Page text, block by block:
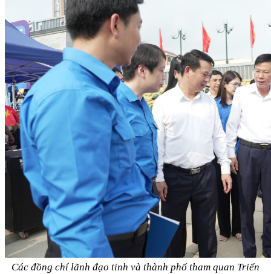
Các đồng chí lãnh đạo tỉnh và thành phố tham quan Triển